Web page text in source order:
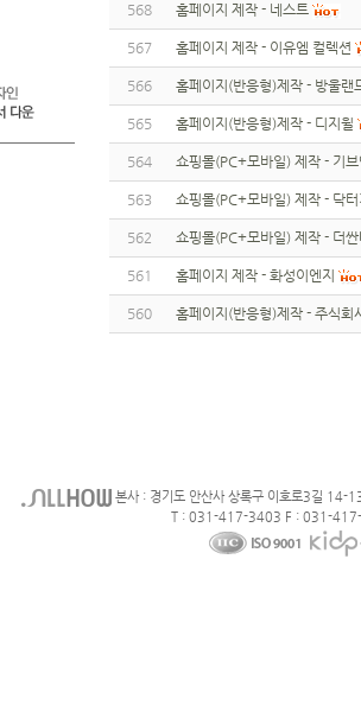
568 홈페이지 제작 - 네스트
567 홈페이지 제작 - 이유엠 컬렉션
566 홈페이지(반응형)제작 - 방울랜
565 홈페이지(반응형)제작 - 디지윌
564 쇼핑몰(PC+모바일) 제작 - 기
563 쇼핑몰(PC+모바일) 제작 - 닥
562 쇼핑몰(PC+모바일) 제작 - 더
561 홈페이지 제작 - 화성이엔지
560 홈페이지(반응형)제작 - 주식회
본사 : 경기도 안산사 상록구 이호로3길 14-
T : 031-417-3403 F : 031-